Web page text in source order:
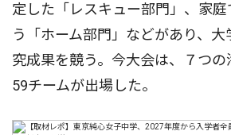
定した「レスキュー部門」、家
う「ホーム部門」などがあり、
究成果を競う。今大会は、７つ
59チームが出場した。